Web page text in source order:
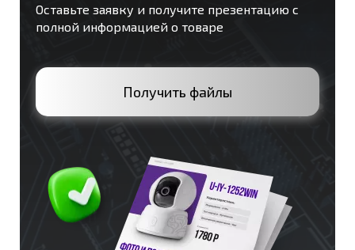
Оставьте заявку и получите презентацию с
полной информацией о товаре
Получить файлы